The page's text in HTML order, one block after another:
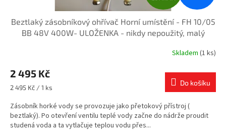
D
A
R
M
A
Beztlaký zásobníkový ohřívač Horní umístění - FH 10/05
BB 48V 400W- ULOŽENKA - nikdy nepoužitý, malý
Skladem (1 ks)
2 495 Kč
Měrná
2 495 Kč / 1 ks
Do košíku
Zásobník horké vody se provozuje jako přetokový přístroj (
beztlaký). Po otevření ventilu teplé vody začne do nádrže proudit
studená voda a ta vytlačuje teplou vodu přes...